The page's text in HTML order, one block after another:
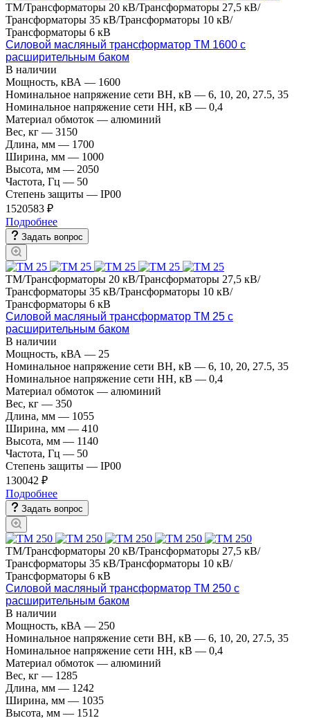
ТМ/Трансформаторы 20 кВ/Трансформаторы 27,5 кВ/
Трансформаторы 35 кВ/Трансформаторы 10 кВ/
Трансформаторы 6 кВ
Силовой масляный трансформатор ТМ 1600 с
расширительным баком
В наличии
Мощность, кВА — 1600
Номинальное напряжение сети ВН, кВ — 6, 10, 20, 27.5, 35
Номинальное напряжение сети НН, кВ — 0,4
Материал обмоток — алюминий
Вес, кг — 3150
Длина, мм — 1700
Ширина, мм — 1000
Высота, мм — 2050
Частота, Гц — 50
Степень защиты — IP00
1520583 ₽
Подробнее
Задать вопрос
ТМ/Трансформаторы 20 кВ/Трансформаторы 27,5 кВ/
Трансформаторы 35 кВ/Трансформаторы 10 кВ/
Трансформаторы 6 кВ
Силовой масляный трансформатор ТМ 25 с
расширительным баком
В наличии
Мощность, кВА — 25
Номинальное напряжение сети ВН, кВ — 6, 10, 20, 27.5, 35
Номинальное напряжение сети НН, кВ — 0,4
Материал обмоток — алюминий
Вес, кг — 350
Длина, мм — 1055
Ширина, мм — 410
Высота, мм — 1140
Частота, Гц — 50
Степень защиты — IP00
130042 ₽
Подробнее
Задать вопрос
ТМ/Трансформаторы 20 кВ/Трансформаторы 27,5 кВ/
Трансформаторы 35 кВ/Трансформаторы 10 кВ/
Трансформаторы 6 кВ
Силовой масляный трансформатор ТМ 250 с
расширительным баком
В наличии
Мощность, кВА — 250
Номинальное напряжение сети ВН, кВ — 6, 10, 20, 27.5, 35
Номинальное напряжение сети НН, кВ — 0,4
Материал обмоток — алюминий
Вес, кг — 1285
Длина, мм — 1242
Ширина, мм — 1035
Высота, мм — 1512